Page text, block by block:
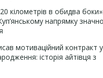
кілометрів в обидва боки»:
напрямку значно
мотиваційний контракт у
історія айтівця з